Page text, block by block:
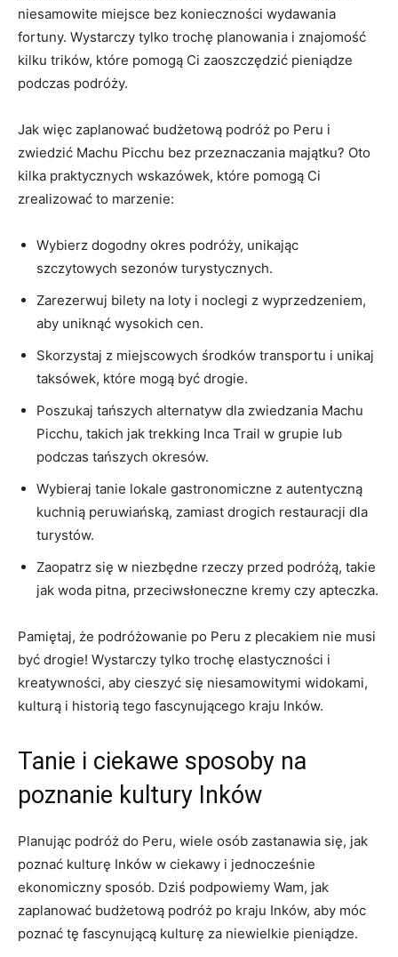
niesamowite miejsce bez​ konieczności wydawania
fortuny. Wystarczy tylko trochę planowania i znajomość
kilku trików, które pomogą Ci zaoszczędzić pieniądze
podczas podróży.
Jak więc zaplanować budżetową podróż po Peru i
zwiedzić Machu Picchu bez ‌przeznaczania majątku? Oto
kilka praktycznych wskazówek, które pomogą ⁣Ci
zrealizować to marzenie:
Wybierz dogodny okres podróży, unikając
szczytowych sezonów turystycznych.
Zarezerwuj bilety na loty ⁤i noclegi z wyprzedzeniem,
aby uniknąć wysokich cen.
Skorzystaj z miejscowych środków transportu i unikaj
⁣taksówek, które mogą być drogie.
Poszukaj tańszych alternatyw ⁤dla zwiedzania Machu
Picchu,‍ takich jak trekking Inca Trail w grupie lub
podczas tańszych okresów.
Wybieraj tanie lokale gastronomiczne z ⁢autentyczną
kuchnią peruwiańską, zamiast drogich restauracji dla
turystów.
Zaopatrz się ⁢w niezbędne rzeczy przed podróżą,‍ takie
jak woda ‍pitna, przeciwsłoneczne kremy czy apteczka.
Pamiętaj, że podróżowanie po Peru z ​plecakiem nie musi
być drogie! ⁤Wystarczy tylko trochę elastyczności i
kreatywności, aby ‍cieszyć się niesamowitymi ⁢widokami,
kulturą i historią tego fascynującego kraju Inków.
Tanie i⁢ ciekawe sposoby ⁢na
poznanie kultury Inków
Planując podróż do Peru, wiele osób zastanawia się, jak
poznać kulturę Inków w ciekawy i jednocześnie
ekonomiczny sposób. Dziś podpowiemy Wam, jak
zaplanować budżetową ‍podróż po kraju Inków, aby móc
poznać tę fascynującą⁣ kulturę za niewielkie pieniądze.